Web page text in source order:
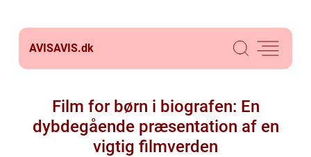
AVISAVIS.dk
Film for børn i biografen: En
dybdegående præsentation af en
vigtig filmverden